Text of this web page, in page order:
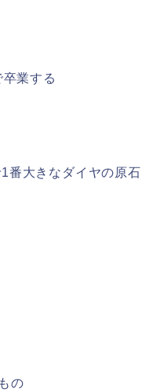
業する
番大きなダイヤの原石
の